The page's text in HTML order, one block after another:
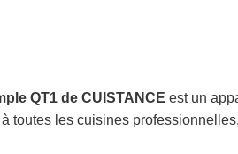
QT1 de CUISTANCE est un
toutes les cuisines